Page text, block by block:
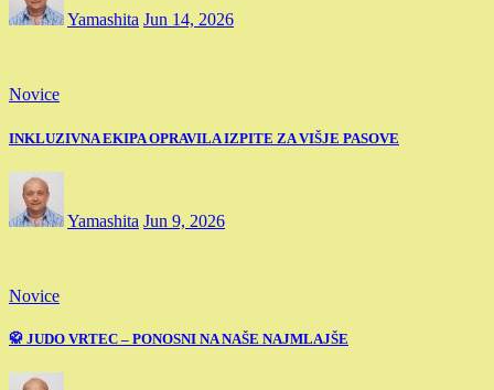
Yamashita Jun 14, 2026
Novice
INKLUZIVNA EKIPA OPRAVILA IZPITE ZA VIŠJE PASOVE
Yamashita Jun 9, 2026
Novice
🥋 JUDO VRTEC – PONOSNI NA NAŠE NAJMLAJŠE